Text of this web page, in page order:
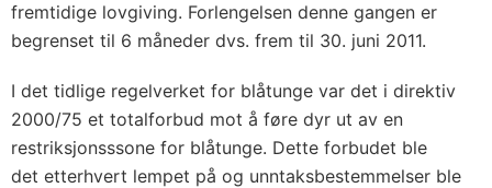
fremtidige lovgiving. Forlengelsen denne gangen er
begrenset til 6 måneder dvs. frem til 30. juni 2011.
I det tidlige regelverket for blåtunge var det i direktiv
2000/75 et totalforbud mot å føre dyr ut av en
restriksjonsssone for blåtunge. Dette forbudet ble
det etterhvert lempet på og unntaksbestemmelser ble